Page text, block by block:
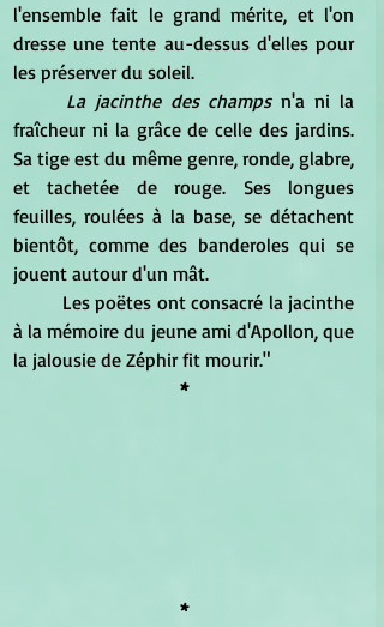
l'ensemble fait le grand mérite, et l'on
dresse une tente au-dessus d'elles pour
les préserver du soleil.
La jacinthe des champs n'a ni la
fraîcheur ni la grâce de celle des jardins.
Sa tige est du même genre, ronde, glabre,
et tachetée de rouge. Ses longues
feuilles, roulées à la base, se détachent
bientôt, comme des banderoles qui se
jouent autour d'un mât.
à la mémoire du jeune ami d'Apollon, que
la jalousie de Zéphir fit mourir."
*
*